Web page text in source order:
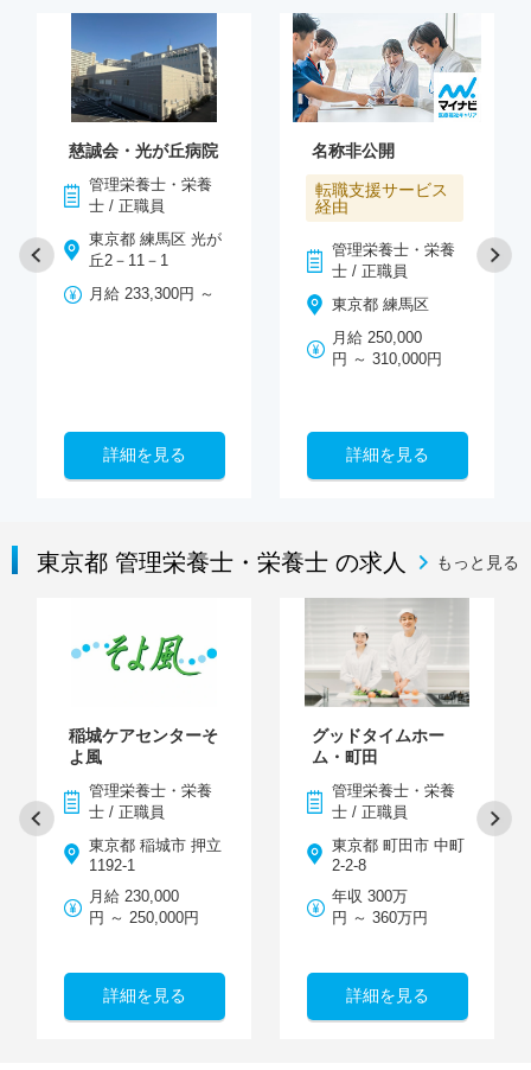
慈誠会・光が丘病院
管理栄養士・栄養
士 / 正職員
東京都 練馬区 光が
丘2－11－1
月給 233,300円 ～
詳細を見る
名称非公開
転職支援サービス
経由
管理栄養士・栄養
士 / 正職員
東京都 練馬区
月給 250,000
円 ～ 310,000円
詳細を見る
東京都 管理栄養士・栄養士 の求人 もっと見る
稲城ケアセンターそ
よ風
管理栄養士・栄養
士 / 正職員
東京都 稲城市 押立
1192-1
月給 230,000
円 ～ 250,000円
詳細を見る
グッドタイムホー
ム・町田
管理栄養士・栄養
士 / 正職員
東京都 町田市 中町
2-2-8
年収 300万
円 ～ 360万円
詳細を見る